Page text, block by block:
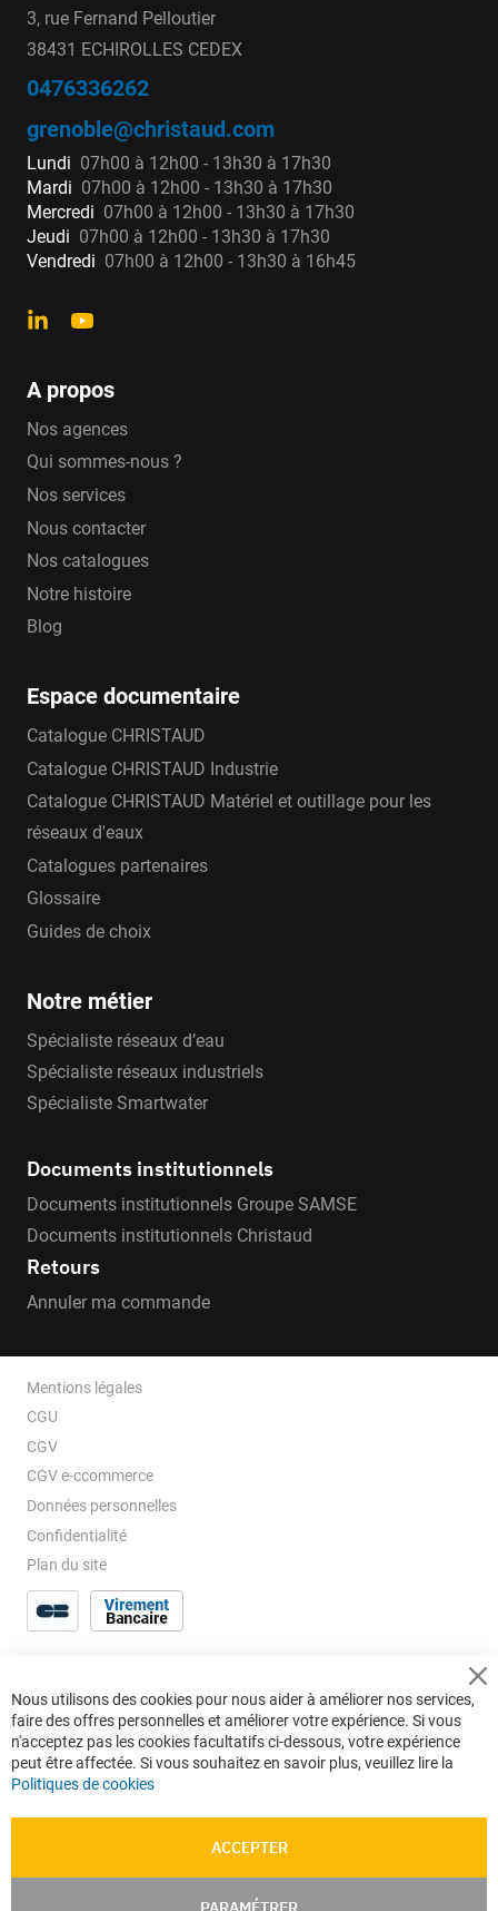
3, rue Fernand Pelloutier
38431 ECHIROLLES CEDEX
0476336262
grenoble@christaud.com
Lundi 07h00 à 12h00 - 13h30 à 17h30
Mardi 07h00 à 12h00 - 13h30 à 17h30
Mercredi 07h00 à 12h00 - 13h30 à 17h30
Jeudi 07h00 à 12h00 - 13h30 à 17h30
Vendredi 07h00 à 12h00 - 13h30 à 16h45
A propos
Nos agences
Qui sommes-nous ?
Nos services
Nous contacter
Nos catalogues
Notre histoire
Blog
Espace documentaire
Catalogue CHRISTAUD
Catalogue CHRISTAUD Industrie
Catalogue CHRISTAUD Matériel et outillage pour les
réseaux d'eaux
Catalogues partenaires
Glossaire
Guides de choix
Notre métier
Spécialiste réseaux d’eau
Spécialiste réseaux industriels
Spécialiste Smartwater
Documents institutionnels
Documents institutionnels Groupe SAMSE
Documents institutionnels Christaud
Retours
Annuler ma commande
Mentions légales
CGU
CGV
CGV e-ccommerce
Données personnelles
Confidentialité
Plan du site
Nous utilisons des cookies pour nous aider à améliorer nos services,
faire des offres personnelles et améliorer votre expérience. Si vous
n'acceptez pas les cookies facultatifs ci-dessous, votre expérience
peut être affectée. Si vous souhaitez en savoir plus, veuillez lire la
Politiques de cookies
ACCEPTER